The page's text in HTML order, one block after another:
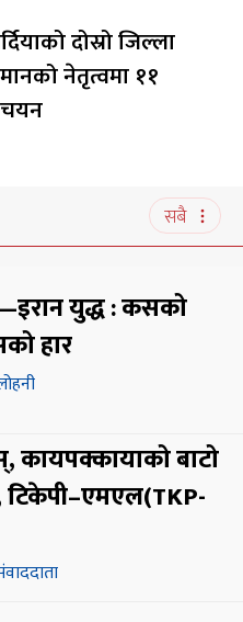
दोस्रो जिल्ला
नेतृत्वमा ११
सबै
युद्ध : कसको
हार
कायपक्कायाको बाटो